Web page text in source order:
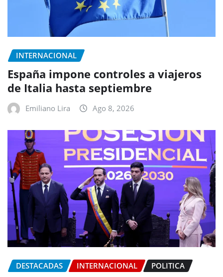
INTERNACIONAL
España impone controles a viajeros
de Italia hasta septiembre
Emiliano Lira Ago 8, 2026
DESTACADAS INTERNACIONAL POLITICA